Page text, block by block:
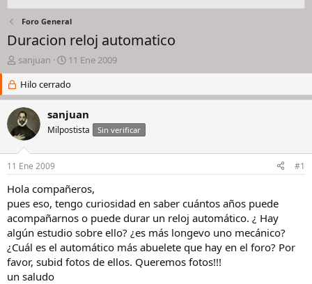
Foro General
Duracion reloj automatico
I
n
c
i
a
d
o
d
e
l
h
i
l
o
sanjuan
F
e
c
h
a
d
e
i
c
i
o
11 Ene 2009
Hilo cerrado
sanjuan
Milpostista Sin verificar
11 Ene 2009 #1
Hola compañeros,
pues eso, tengo curiosidad en saber cuántos años puede
acompañarnos o puede durar un reloj automático. ¿ Hay
algún estudio sobre ello? ¿es más longevo uno mecánico?
¿Cuál es el automático más abuelete que hay en el foro? Por
favor, subid fotos de ellos. Queremos fotos!!!
un saludo